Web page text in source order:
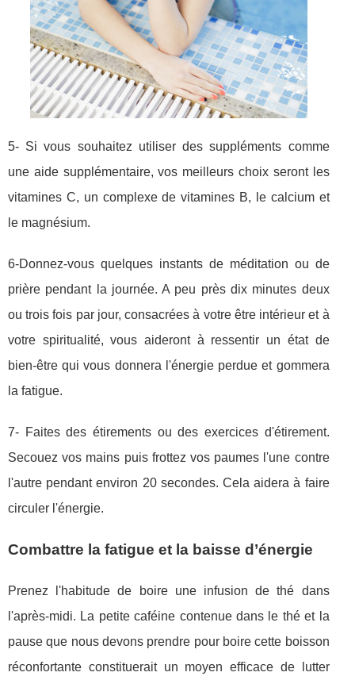
5- Si vous souhaitez utiliser des suppléments comme
une aide supplémentaire, vos meilleurs choix seront les
vitamines C, un complexe de vitamines B, le calcium et
le magnésium.
6-Donnez-vous quelques instants de méditation ou de
prière pendant la journée. A peu près dix minutes deux
ou trois fois par jour, consacrées à votre être intérieur et à
votre spiritualité, vous aideront à ressentir un état de
bien-être qui vous donnera l'énergie perdue et gommera
la fatigue.
7- Faites des étirements ou des exercices d'étirement.
Secouez vos mains puis frottez vos paumes l'une contre
l'autre pendant environ 20 secondes. Cela aidera à faire
circuler l'énergie.
Combattre la fatigue et la baisse d’énergie
Prenez l'habitude de boire une infusion de thé dans
l'après-midi. La petite caféine contenue dans le thé et la
pause que nous devons prendre pour boire cette boisson
réconfortante constituerait un moyen efficace de lutter